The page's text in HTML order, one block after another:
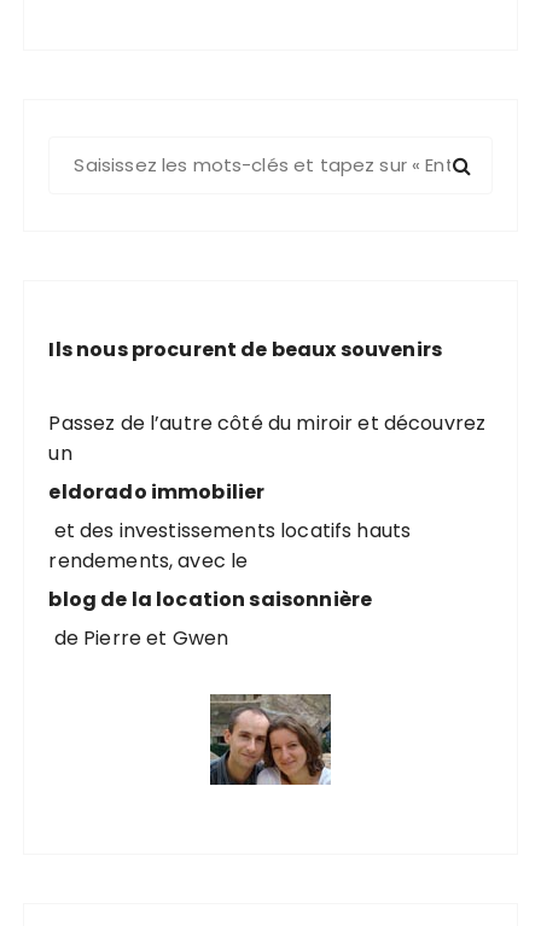
h
p
o
u
:
Ils nous procurent de beaux souvenirs
Passez de l’autre côté du miroir et découvrez
un
eldorado immobilier
et des investissements locatifs hauts
rendements, avec le
blog de la location saisonnière
de Pierre et Gwen